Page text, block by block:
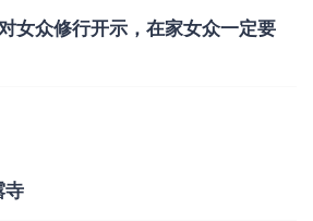
女众修行开示，在家女众一定要
寺